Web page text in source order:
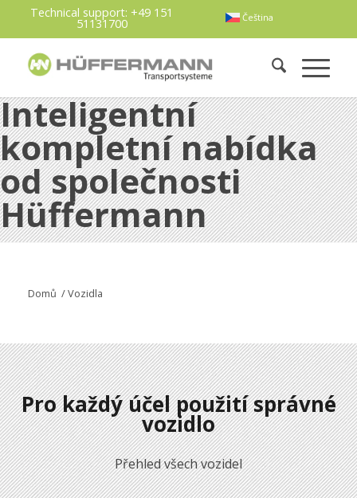
Čeština
Technical support: +49 151
51131700
Inteligentní
kompletní nabídka
od společnosti
Hüffermann
Domů /Vozidla
Pro každý účel použití správné
vozidlo
Přehled všech vozidel